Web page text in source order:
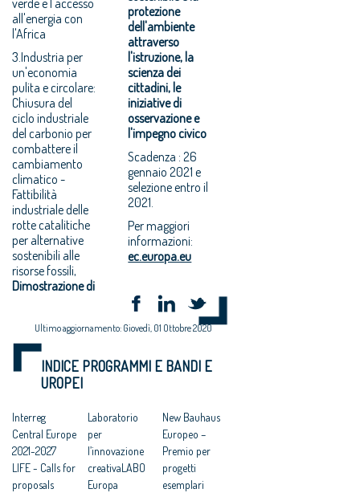
all'energia con
l'Africa
3.Industria per
un'economia
pulita e circolare:
Chiusura del
ciclo industriale
del carbonio per
combattere il
cambiamento
climatico -
Fattibilità
industriale delle
rotte catalitiche
per alternative
sostenibili alle
risorse fossili,
Dimostrazione di
protezione
dell'ambiente
attraverso
l'istruzione, la
scienza dei
cittadini, le
iniziative di
osservazione e
l'impegno civico
Scadenza : 26
gennaio 2021 e
selezione entro il
2021.
Per maggiori
informazioni:
ec.europa.eu
Ultimo aggiornamento: Giovedì, 01 Ottobre 2020
INDICE PROGRAMMI E BANDI E
UROPEI
Interreg
Central Europe
2021-2027
LIFE - Calls for
proposals
Laboratorio
per
l’innovazione
creativaLABO
Europa
New Bauhaus
Europeo –
Premio per
progetti
esemplari